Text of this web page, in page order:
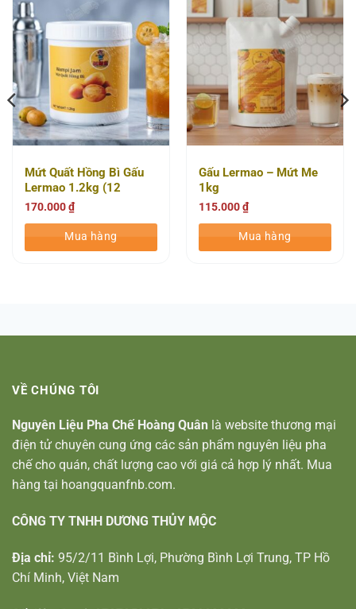
Mứt Quất Hồng Bì Gấu
Lermao 1.2kg (12
Túi/thùng)
170.000₫
Mua hàng
Gấu Lermao – Mứt Me
1kg
115.000₫
Mua hàng
VỀ CHÚNG TÔI
Nguyên Liệu Pha Chế Hoàng Quân là website thương mại
điện tử chuyên cung ứng các sản phẩm nguyên liệu pha
chế cho quán, chất lượng cao với giá cả hợp lý nhất. Mua
hàng tại hoangquanfnb.com.
CÔNG TY TNHH DƯƠNG THỦY MỘC
Địa chỉ: 95/2/11 Bình Lợi, Phường Bình Lợi Trung, TP Hồ
Chí Minh, Việt Nam